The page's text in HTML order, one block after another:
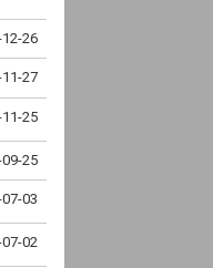
26
27
25
25
03
02